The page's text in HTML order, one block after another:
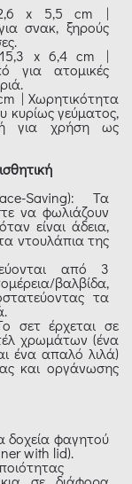
x 5,5 cm |
σνακ, ξηρούς
15,3 x 6,4 cm |
για ατομικές
| Χωρητικότητα
κυρίως γεύματος,
ή για χρήση ως
Saving): Τα
να φωλιάζουν
είναι άδεια,
ντουλάπια της
από 3
βαλβίδα,
τα
σετ έρχεται σε
χρωμάτων (ένα
ένα απαλό λιλά)
και οργάνωσης
δοχεία φαγητού
with lid).